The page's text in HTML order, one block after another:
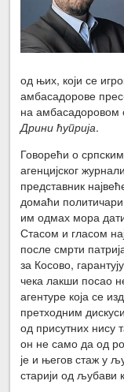
од њих, који се
амбасадорове
на амбасадоровом
Дрини ћуприја.
Говорећи о
агенцијског
представник
домаћи
им одмах мора
Стасом и гласом
после смрти
за Косово,
чека лакши посао
агентуре која се
претходним
од присутних нису
он не само да од
је и његов стаж у
старији од љубави